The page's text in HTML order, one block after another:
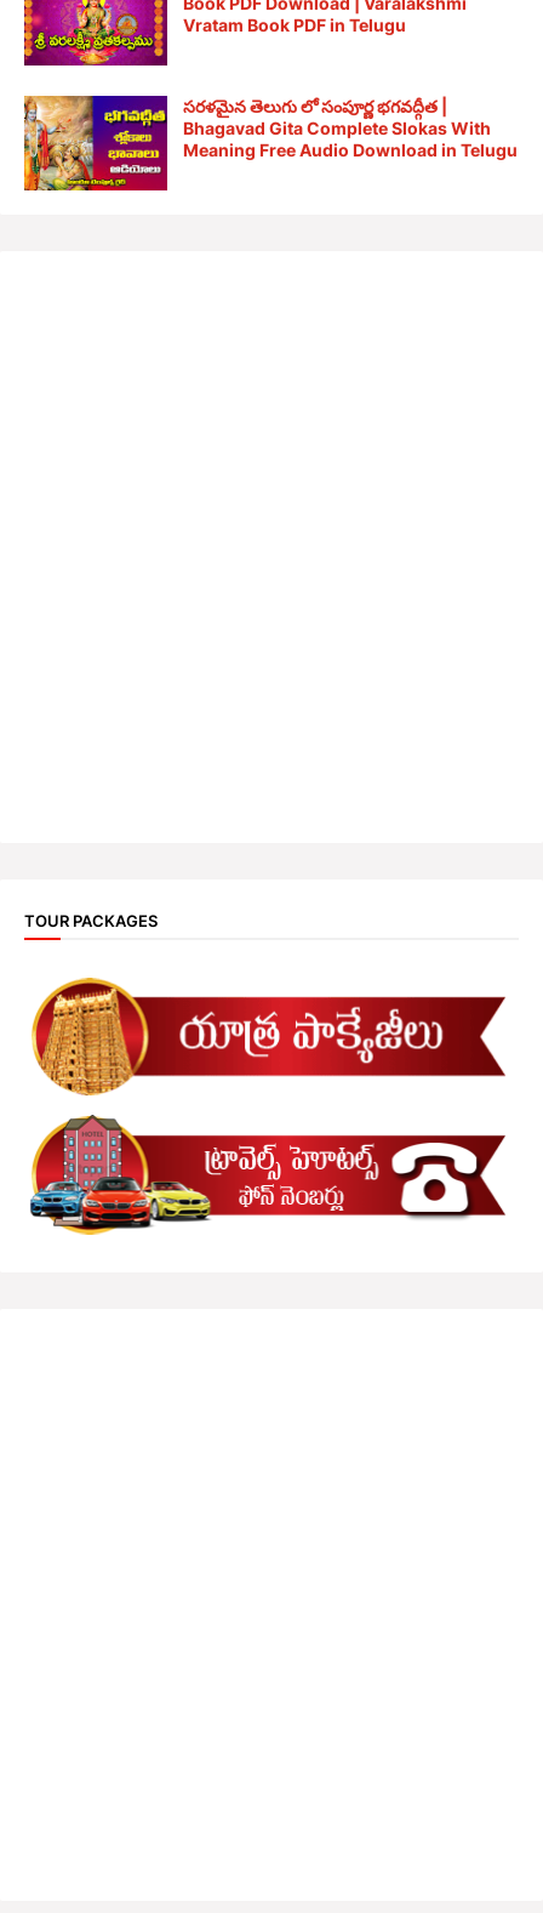
Vratam Book PDF in Telugu
సరళమైన తెలుగు లో సంపూర్ణ భగవద్గీత |
Bhagavad Gita Complete Slokas With
Meaning Free Audio Download in Telugu
TOUR PACKAGES